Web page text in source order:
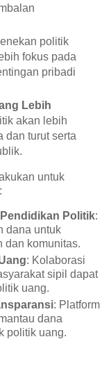
politik
fokus pada
pribadi
Lebih
akan lebih
dan turut serta
untuk
Politik:
dana untuk
dan komunitas.
: Kolaborasi
sipil dapat
uang.
: Platform
dana
politik uang.